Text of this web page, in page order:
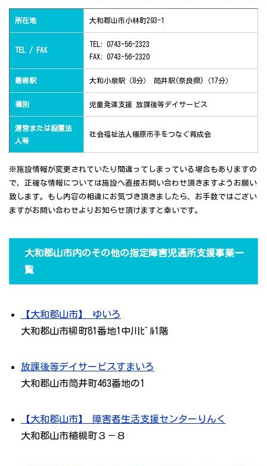
所在地 大和郡山市小林町293-1
TEL / FAX
TEL: 0743-56-2323
FAX: 0743-56-2320
最寄駅 大和小泉駅（8分） 筒井駅(奈良県)（17分）
種別 児童発達支援 放課後等デイサービス
運営または設置法
人等
社会福祉法人橿原市手をつなぐ育成会
※施設情報が変更されていたり間違ってしまっている場合もありますの
で、正確な情報については施設へ直接お問い合わせ頂きますようお願い
致します。もし内容の相違にお気づき頂きましたら、お手数ではござい
ますがお問い合わせよりお知らせ頂けますと幸いです。
大和郡山市内のその他の指定障害児通所支援事業一
覧
【大和郡山市】 ゆいろ
大和郡山市柳町81番地1中川ﾋﾞﾙ1階
放課後等デイサービスすまいろ
大和郡山市筒井町463番地の1
【大和郡山市】 障害者生活支援センターりんく
大和郡山市植槻町３－８